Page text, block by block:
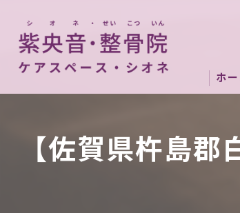
ホ
【佐賀県杵島